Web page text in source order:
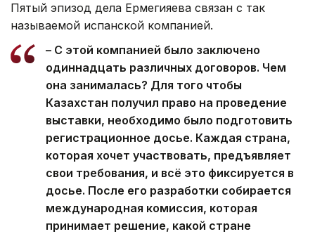
Пятый эпизод дела Ермегияева связан с так
называемой испанской компанией.
– С этой компанией было заключено
одиннадцать различных договоров. Чем
она занималась? Для того чтобы
Казахстан получил право на проведение
выставки, необходимо было подготовить
регистрационное досье. Каждая страна,
которая хочет участвовать, предъявляет
свои требования, и всё это фиксируется в
досье. После его разработки собирается
международная комиссия, которая
принимает решение, какой стране